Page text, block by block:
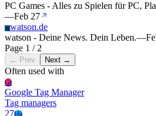
PC Games - Alles zu Spielen für PC,
—Feb 27
Wwatson.de
watson - Deine News. Dein Leben.—
Page 1 / 2
← Prev Next →
Often used with
Gt
Google Tag Manager
Tag managers
27